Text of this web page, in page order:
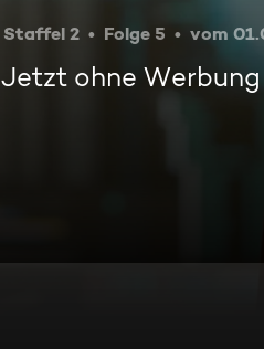
Staffel 2 Folge 5 vom
Jetzt ohne